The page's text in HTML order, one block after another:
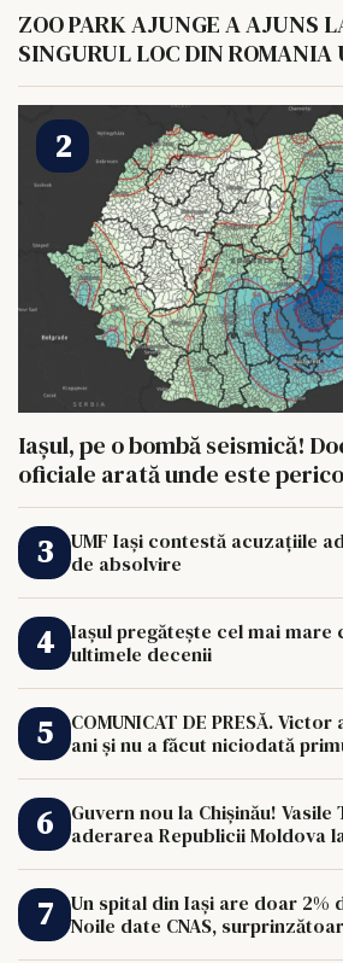
ZOO PARK AJUNGE A AJUNS
SINGURUL LOC DIN ROMANIA
HRANI UN ELEFANT
Iașul, pe o bombă seismică!
oficiale arată unde este
UMF Iași contestă acuzațiile
de absolvire
Iașul pregătește cel mai
ultimele decenii
COMUNICAT DE PRESĂ.
ani și nu a făcut niciodată
Guvern nou la Chișinău!
aderarea Republicii Moldova
Un spital din Iași are doar 2%
Noile date CNAS,